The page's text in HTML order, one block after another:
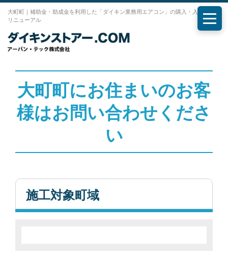
大町町｜補助金・助成金を利用した「ダイキン業務用エアコン」の購入・入れ替え・
リニューアル
メニ
大町町にお住まいのお客
様はお問い合わせくださ
い
施工対象町域